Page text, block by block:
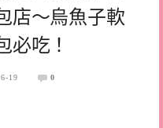
店～烏魚子軟
必吃！
19 0